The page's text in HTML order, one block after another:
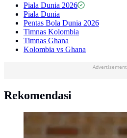
Piala Dunia 2026
Piala Dunia
Pentas Bola Dunia 2026
Timnas Kolombia
Timnas Ghana
Kolombia vs Ghana
Advertisement
Rekomendasi